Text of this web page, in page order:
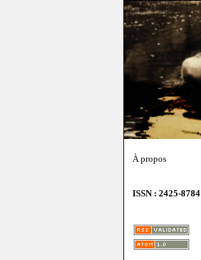
À propos
ISSN : 2425-8784